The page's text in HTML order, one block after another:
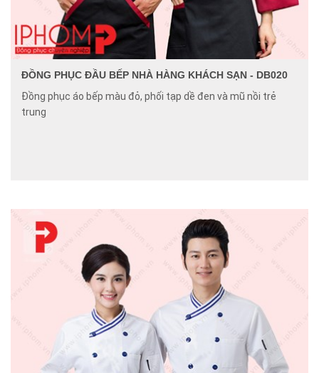
ĐỒNG PHỤC ĐẦU BẾP NHÀ HÀNG KHÁCH SẠN - DB020
Đồng phục áo bếp màu đỏ, phối tạp dề đen và mũ nồi trẻ
trung